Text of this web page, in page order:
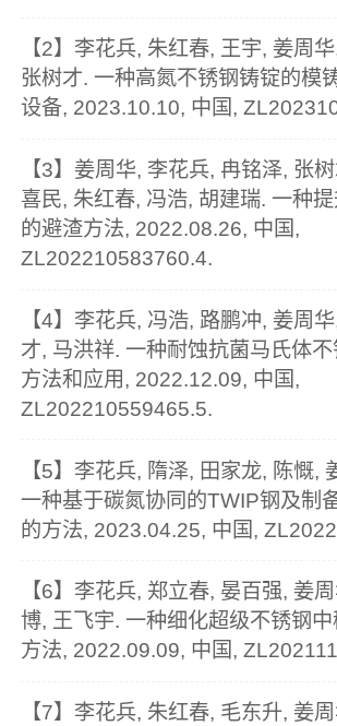
【2】李花兵, 朱红春, 王宇, 姜周
张树才. 一种高氮不锈钢铸锭的模
设备, 2023.10.10, 中国,
【3】姜周华, 李花兵, 冉铭泽, 张
喜民, 朱红春, 冯浩, 胡建瑞. 一种
的避渣方法, 2022.08.26, 中国,
ZL202210583760.4.
【4】李花兵, 冯浩, 路鹏冲, 姜周
才, 马洪祥. 一种耐蚀抗菌马氏体
方法和应用, 2022.12.09, 中国,
ZL202210559465.5.
【5】李花兵, 隋泽, 田家龙, 陈慨,
一种基于碳氮协同的TWIP钢及制
的方法, 2023.04.25, 中国,
【6】李花兵, 郑立春, 晏百强, 姜
博, 王飞宇. 一种细化超级不锈钢
方法, 2022.09.09, 中国,
【7】李花兵, 朱红春, 毛东升, 姜